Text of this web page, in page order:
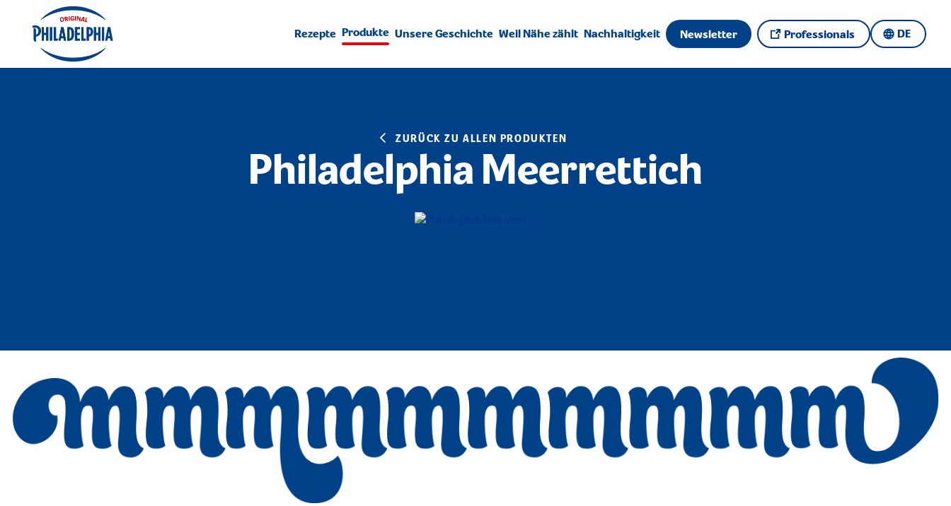
Rezepte Produkte Unsere Geschichte Weil Nähe zählt Nachhaltigkeit Newsletter Professionals DE
ZURÜCK ZU ALLEN PRODUKTEN
Philadelphia Meerrettich